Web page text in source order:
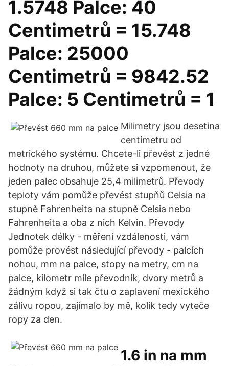
1.5748 Palce: 40
Centimetrů = 15.748
Palce: 25000
Centimetrů = 9842.52
Palce: 5 Centimetrů = 1
Milimetry jsou desetina
centimetru od
metrického systému. Chcete-li převést z jedné
hodnoty na druhou, můžete si vzpomenout, že
jeden palec obsahuje 25,4 milimetrů. Převody
teploty vám pomůže převést stupňů Celsia na
stupně Fahrenheita na stupně Celsia nebo
Fahrenheita a oba z nich Kelvin. Převody
Jednotek délky - měření vzdálenosti, vám
pomůže provést následující převody - palcích
nohou, mm na palce, stopy na metry, cm na
palce, kilometr míle převodník, dvory metrů a
žádným když si tak čtu o zaplavení mexického
zálivu ropou, zajímalo by mě, kolik tedy vyteče
ropy za den.
1.6 in na mm